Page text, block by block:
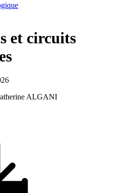
et circuits
ALGANI